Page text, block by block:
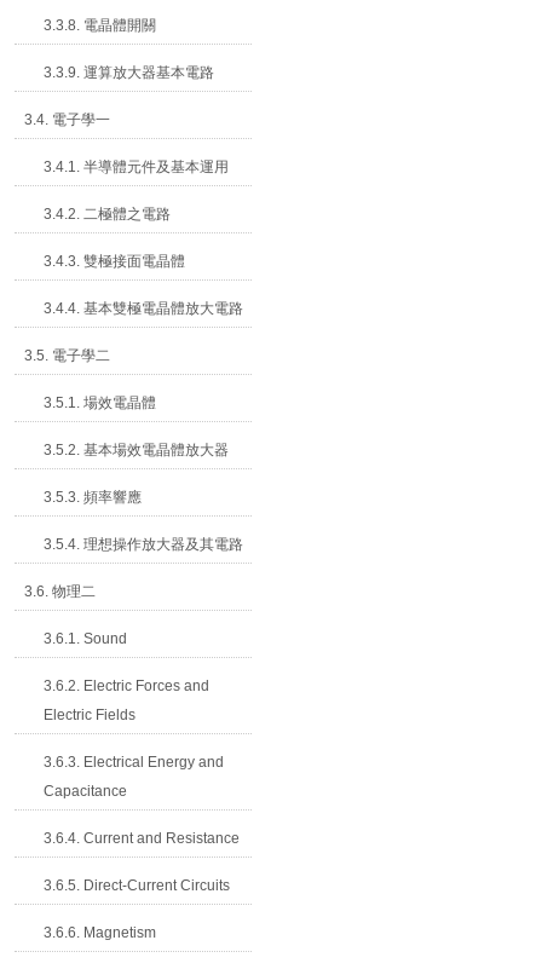
3.3.8. 電晶體開關
3.3.9. 運算放大器基本電路
3.4. 電子學一
3.4.1. 半導體元件及基本運用
3.4.2. 二極體之電路
3.4.3. 雙極接面電晶體
3.4.4. 基本雙極電晶體放大電路
3.5. 電子學二
3.5.1. 場效電晶體
3.5.2. 基本場效電晶體放大器
3.5.3. 頻率響應
3.5.4. 理想操作放大器及其電路
3.6. 物理二
3.6.1. Sound
3.6.2. Electric Forces and
Electric Fields
3.6.3. Electrical Energy and
Capacitance
3.6.4. Current and Resistance
3.6.5. Direct-Current Circuits
3.6.6. Magnetism